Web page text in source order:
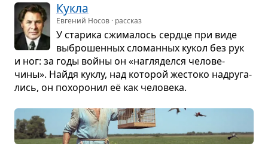
Кукла
Евгений Носов · рассказ
У ста­рика сжи­ма­лось сердце при виде
выбро­шен­ных сло­ман­ных кукол без рук
и ног: за годы войны он «нагля­делся чело­ве­
чины». Найдя куклу, над кото­рой жестоко над­ру­га­
лись, он похо­ро­нил её как чело­века.